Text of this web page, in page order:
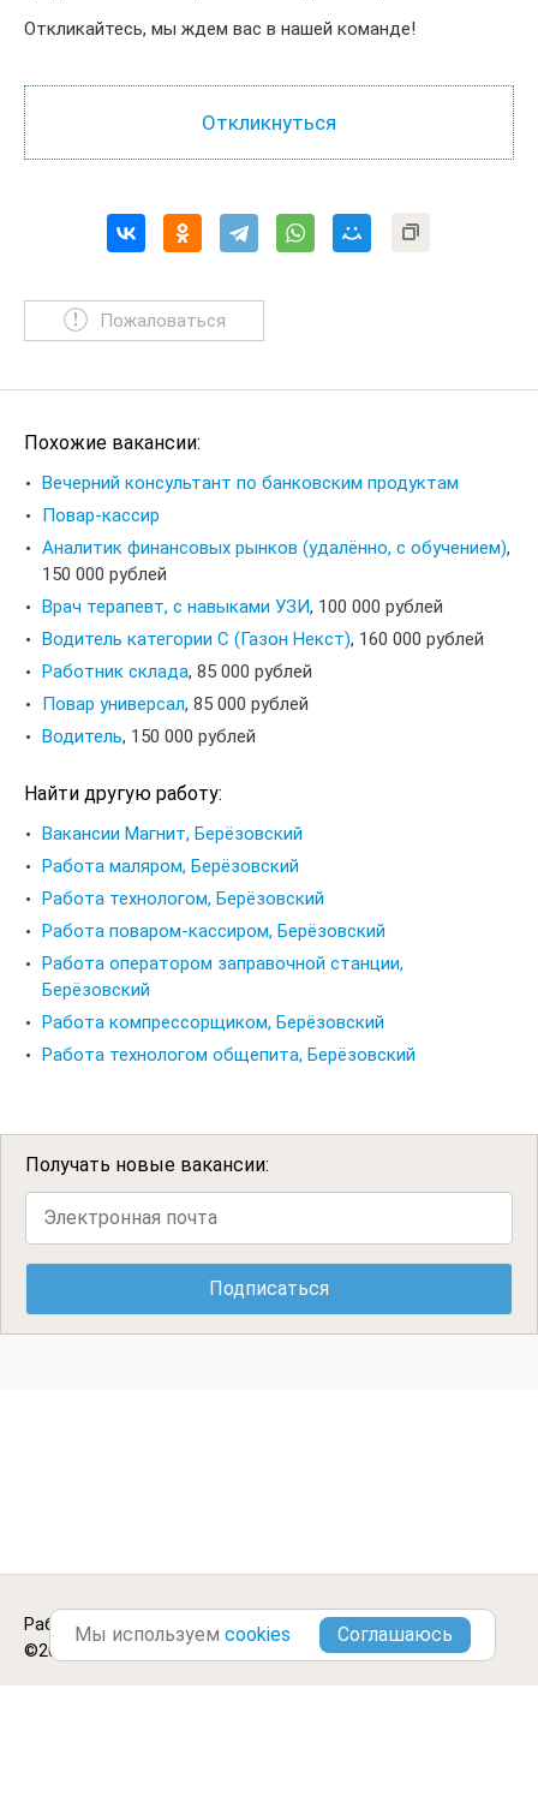
Откликайтесь, мы ждем вас в нашей команде!
Пожаловаться
Похожие вакансии:
Вечерний консультант по банковским продуктам
Повар-кассир
Аналитик финансовых рынков (удалённо, с обучением),
150 000 рублей
Врач терапевт, с навыками УЗИ, 100 000 рублей
Водитель категории С (Газон Некст), 160 000 рублей
Работник склада, 85 000 рублей
Повар универсал, 85 000 рублей
Водитель, 150 000 рублей
Найти другую работу:
Вакансии Магнит, Берёзовский
Работа маляром, Берёзовский
Работа технологом, Берёзовский
Работа поваром-кассиром, Берёзовский
Работа оператором заправочной станции,
Берёзовский
Работа компрессорщиком, Берёзовский
Работа технологом общепита, Берёзовский
Получать новые вакансии:
Работа в
Городские Вакансии
©2013-2026
Мы используем cookies